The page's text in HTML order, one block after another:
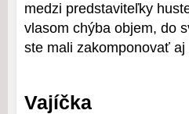
medzi predstaviteľky
vlasom chýba objem, do
ste mali zakomponovať aj
Vajíčka